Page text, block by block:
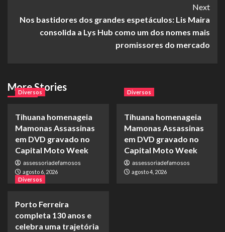
Next
Nos bastidores dos grandes espetáculos: Lis Maira
consolida a Lys Hub como um dos nomes mais
promissores do mercado
More Stories
Diversos
Tihuana homenageia
Mamonas Assassinas
em DVD gravado no
Capital Moto Week
assessoriadefamosos
agosto 6, 2026
Diversos
Tihuana homenageia
Mamonas Assassinas
em DVD gravado no
Capital Moto Week
assessoriadefamosos
agosto 4, 2026
Diversos
Porto Ferreira
completa 130 anos e
celebra uma trajetória